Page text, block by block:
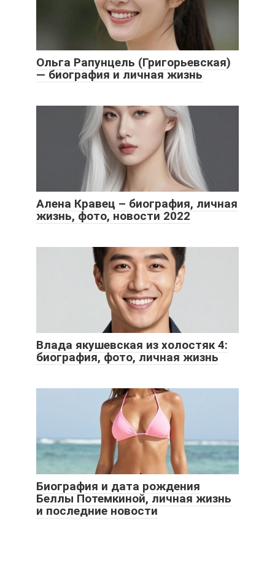
Ольга Рапунцель (Григорьевская)
— биография и личная жизнь
Алена Кравец – биография, личная
жизнь, фото, новости 2022
Влада якушевская из холостяк 4:
биография, фото, личная жизнь
Биография и дата рождения
Беллы Потемкиной, личная жизнь
и последние новости